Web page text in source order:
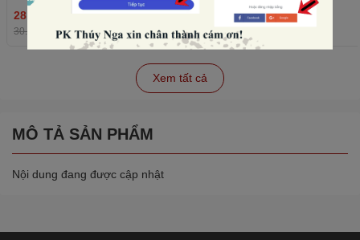
28.800₫
30.000₫ -4%
36.480₫
38.000₫
Xem tất cả
MÔ TẢ SẢN PHẨM
Nội dung đang được cập nhật